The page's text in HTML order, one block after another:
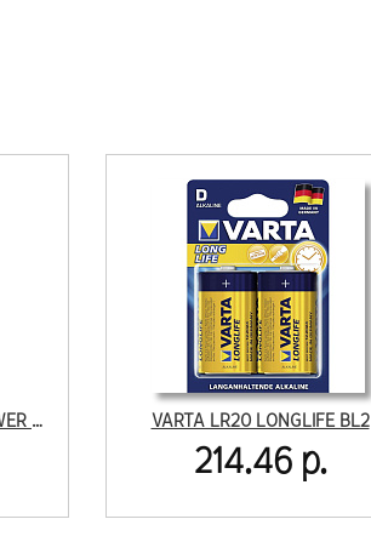
VARTA LR20 LONGLIFE POWER BL2 VARTA LR20 LONGLIFE BL2
214.46 р.